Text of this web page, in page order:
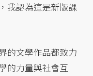
我認為這是新版課
的文學作品都致力
的力量與社會互